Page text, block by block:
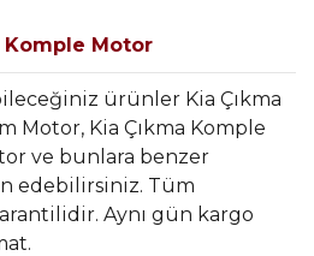
Komple Motor
ürünler Kia Çıkma
Motor, Kia Çıkma Komple
ve bunlara benzer
edebilirsiniz. Tüm
Aynı gün kargo